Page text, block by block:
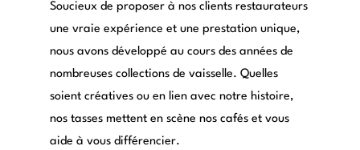
Soucieux de proposer à nos clients restaurateurs
une vraie expérience et une prestation unique,
nous avons développé au cours des années de
nombreuses collections de vaisselle. Quelles
soient créatives ou en lien avec notre histoire,
nos tasses mettent en scène nos cafés et vous
aide à vous différencier.